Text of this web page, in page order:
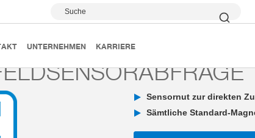
Suche
UNTERNEHMEN KARRIERE
Klemm- und Bremselemente Individualisierungen
Sensornut zur direkten
Sämtliche Standard-